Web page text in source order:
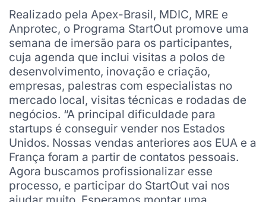
Realizado pela Apex-Brasil, MDIC, MRE e
Anprotec, o Programa StartOut promove uma
semana de imersão para os participantes,
cuja agenda que inclui visitas a polos de
desenvolvimento, inovação e criação,
empresas, palestras com especialistas no
mercado local, visitas técnicas e rodadas de
negócios. “A principal dificuldade para
startups é conseguir vender nos Estados
Unidos. Nossas vendas anteriores aos EUA e a
França foram a partir de contatos pessoais.
Agora buscamos profissionalizar esse
processo, e participar do StartOut vai nos